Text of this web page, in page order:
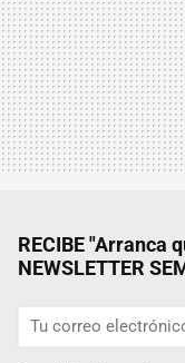
RECIBE "Arranca
NEWSLETTER